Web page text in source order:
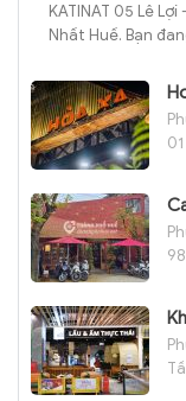
KATINAT 05 Lê
Nhất Huế. Bạn